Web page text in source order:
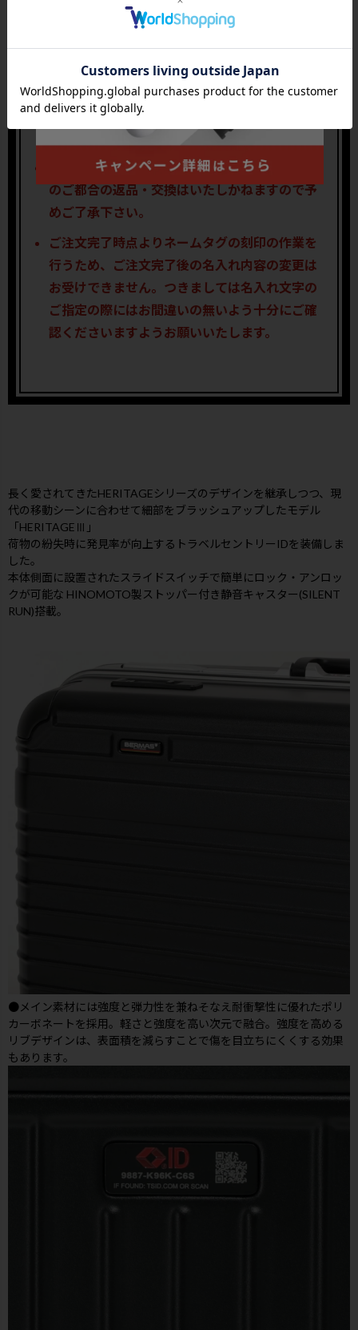
てはご注文後にご連絡をさせて頂く場合がござ
にお間違いが無いか、必ずお確かめ下さい。
名前入れ刻印が不要な場合は入力欄は空欄のま
まにして下さい。
刻印サービスをご依頼いただいた商品はお客様
のご都合の返品・交換はいたしかねますので予
めご了承下さい。
ご注文完了時点よりネームタグの刻印の作業を
行うため、ご注文完了後の名入れ内容の変更は
お受けできません。つきましては名入れ文字の
ご指定の際にはお間違いの無いよう十分にご確
認くださいますようお願いいたします。
長く愛されてきたHERITAGEシリーズのデザインを継承しつつ、現
代の移動シーンに合わせて細部をブラッシュアップしたモデル
「HERITAGEⅢ」
荷物の紛失時に発見率が向上するトラベルセントリーIDを装備しま
した。
本体側面に設置されたスライドスイッチで簡単にロック・アンロッ
クが可能な HINOMOTO製ストッパー付き静音キャスター(SILENT
RUN)搭載。
●メイン素材には強度と弾力性を兼ねそなえ耐衝撃性に優れたポリ
カーボネートを採用。軽さと強度を高い次元で融合。強度を高める
リブデザインは、表面積を減らすことで傷を目立ちにくくする効果
もあります。